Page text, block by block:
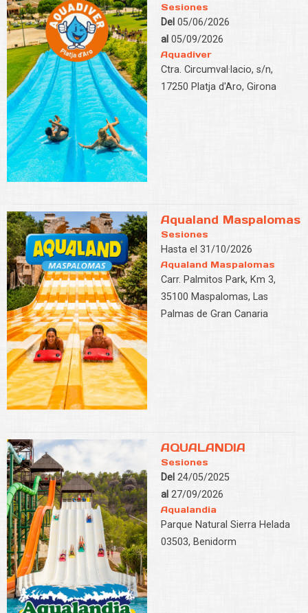
Sesiones
Del 05/06/2026
al 05/09/2026
Aquadiver
Ctra. Circumval·lacio, s/n,
17250 Platja d'Aro, Girona
Aqualand Maspalomas
Sesiones
Hasta el 31/10/2026
Aqualand Maspalomas
Carr. Palmitos Park, Km 3,
35100 Maspalomas, Las
Palmas de Gran Canaria
AQUALANDIA
Sesiones
Del 24/05/2025
al 27/09/2026
Aqualandia
Parque Natural Sierra Helada
03503, Benidorm